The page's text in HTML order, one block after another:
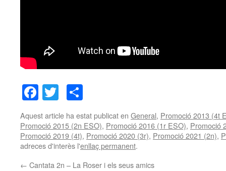
Facebook
Twitter
Aquest article ha estat publicat en General, Promoció 2013 (4t
Promoció 2015 (2n ESO), Promoció 2016 (1r ESO), Promoció
Promoció 2019 (4t), Promoció 2020 (3r), Promoció 2021 (2n),
adreces d'interès l'enllaç permanent.
← Cantata 2n – La Roser i els seus amics